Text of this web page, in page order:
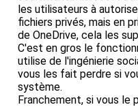
les utilisateurs à
fichiers privés, mais en
de OneDrive, cela les
C'est en gros le
utilise de l'ingénierie
vous les fait perdre si
système.
Franchement, si vous le